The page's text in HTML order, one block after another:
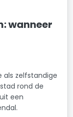
wanneer
als zelfstandige
rond de
een